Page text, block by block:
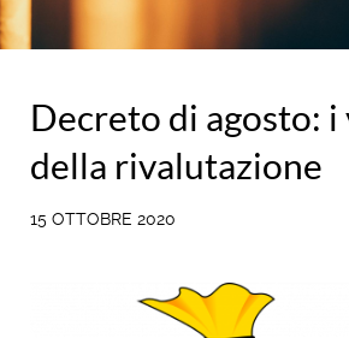
Decreto di agosto: i
della rivalutazione
15 OTTOBRE 2020